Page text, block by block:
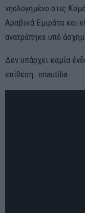
νηολογημένο στις
Αραβικά Εμιράτα και
ανατράπηκε υπό
Δεν υπάρχει καμία
επίθεση..enautilia